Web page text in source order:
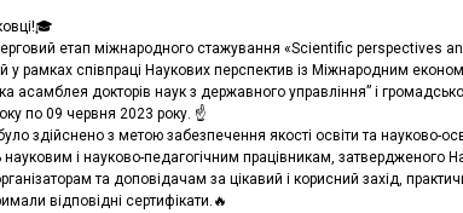
етап міжнародного стажування «Scientific perspectives
у рамках співпраці Наукових перспектив із Міжнародним
асамблея докторів наук з державного управління” і
по 09 червня 2023 року. ☝️
здійснено з метою забезпечення якості освіти та науково-
і науково-педагогічним працівникам, затвердженого
та доповідачам за цікавий і корисний захід,
відповідні сертифікати.🔥